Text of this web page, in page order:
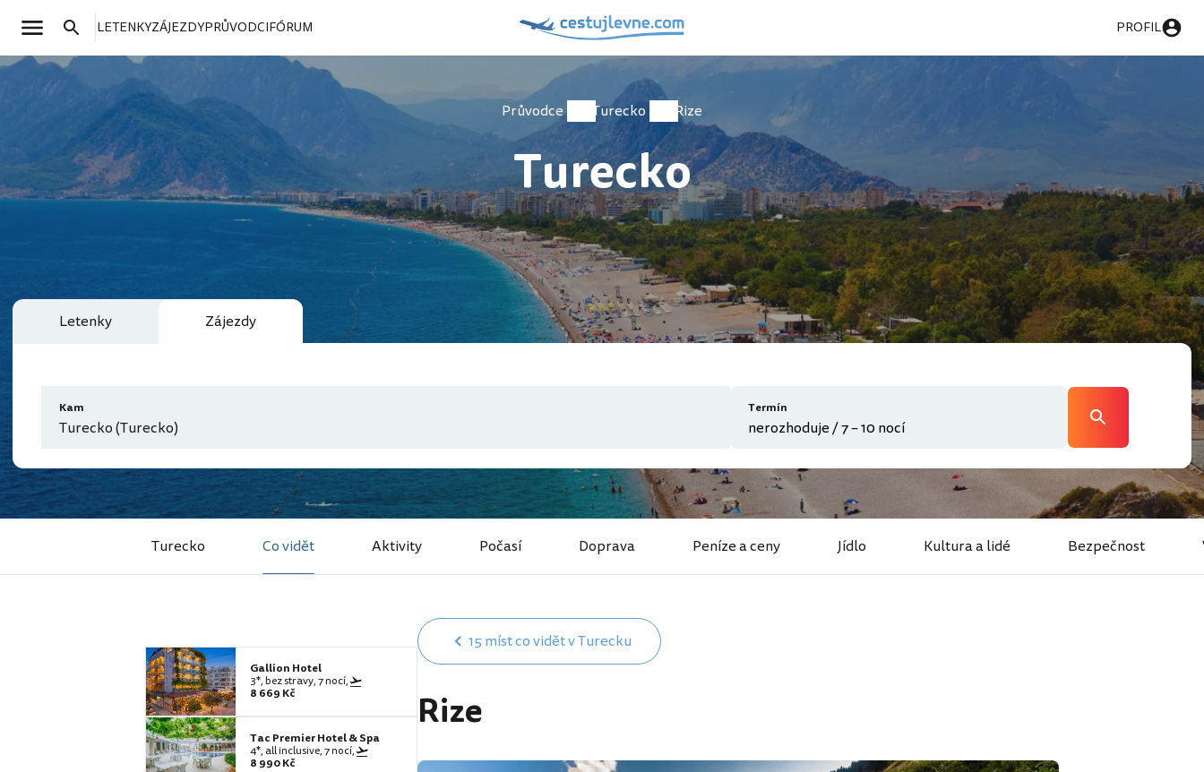
LETENKYZÁJEZDYPRŮVODCIFÓRUM PROFIL
Průvodce Turecko Rize
Turecko
Letenky Zájezdy
Kam
Turecko (Turecko)
Termín
Turecko Co vidět Aktivity Počasí Doprava Peníze a ceny Jídlo Kultura a lidé Bezpečnost
Gallion Hotel
3*, bez stravy, 7 nocí,
8 669 Kč
Tac Premier Hotel & Spa
4*, all inclusive, 7 nocí,
8 990 Kč
15 míst co vidět v Turecku
Rize